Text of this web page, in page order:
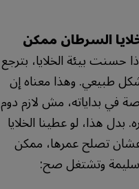
السرطان ممكن
حسنت بيئة الخلايا، بترجع
طبيعي. وهذا معناه إن
في بداياته، مش لازم دوم
بدل هذا، لو عطينا الخلايا
عشان تصلح عمرها، ممكن
وتشتغل صح: